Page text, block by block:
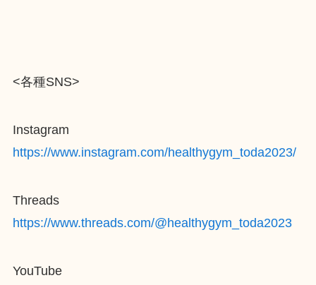
<各種SNS>
Instagram
https://www.instagram.com/healthygym_toda2023/
Threads
https://www.threads.com/@healthygym_toda2023
YouTube